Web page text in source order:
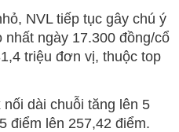
NVL tiếp tục gây chú ý
ngày 17.300 đồng/cổ
triệu đơn vị, thuộc top
dài chuỗi tăng lên 5
điểm lên 257,42 điểm.